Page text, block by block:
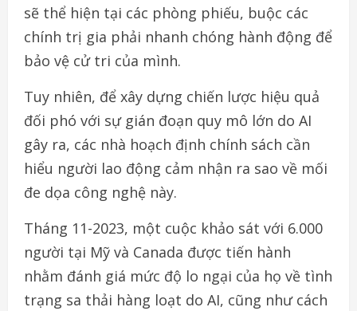
sẽ thể hiện tại các phòng phiếu, buộc các
chính trị gia phải nhanh chóng hành động để
bảo vệ cử tri của mình.
Tuy nhiên, để xây dựng chiến lược hiệu quả
đối phó với sự gián đoạn quy mô lớn do AI
gây ra, các nhà hoạch định chính sách cần
hiểu người lao động cảm nhận ra sao về mối
đe dọa công nghệ này.
Tháng 11-2023, một cuộc khảo sát với 6.000
người tại Mỹ và Canada được tiến hành
nhằm đánh giá mức độ lo ngại của họ về tình
trạng sa thải hàng loạt do AI, cũng như cách